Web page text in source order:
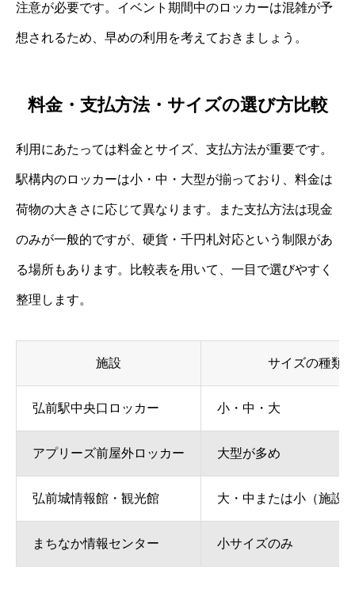
注意が必要です。イベント期間中のロッカーは混雑が予
想されるため、早めの利用を考えておきましょう。
料金・支払方法・サイズの選び方比較
利用にあたっては料金とサイズ、支払方法が重要です。
駅構内のロッカーは小・中・大型が揃っており、料金は
荷物の大きさに応じて異なります。また支払方法は現金
のみが一般的ですが、硬貨・千円札対応という制限があ
る場所もあります。比較表を用いて、一目で選びやすく
整理します。
施設 サイズの種類
弘前駅中央口ロッカー 小・中・大
アプリーズ前屋外ロッカー 大型が多め
弘前城情報館・観光館 大・中または小（施設
まちなか情報センター 小サイズのみ